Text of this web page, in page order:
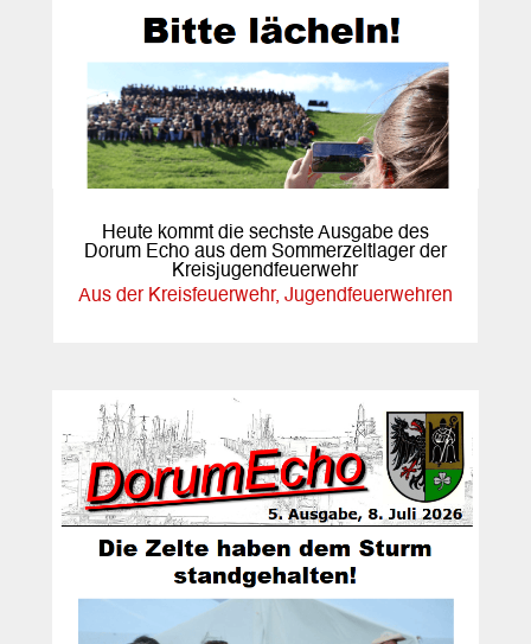
Heute kommt die sechste Ausgabe des
Dorum Echo aus dem Sommerzeltlager der
Kreisjugendfeuerwehr
Aus der Kreisfeuerwehr, Jugendfeuerwehren